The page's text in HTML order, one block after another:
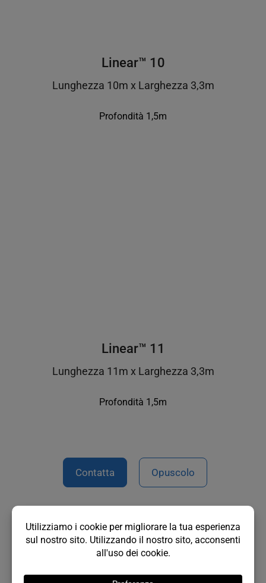
Linear™ 10
Lunghezza 10m x Larghezza 3,3m
Profondità 1,5m
Linear™ 11
Lunghezza 11m x Larghezza 3,3m
Profondità 1,5m
Contatta Opuscolo
Vedi tutti gli stili piscina >